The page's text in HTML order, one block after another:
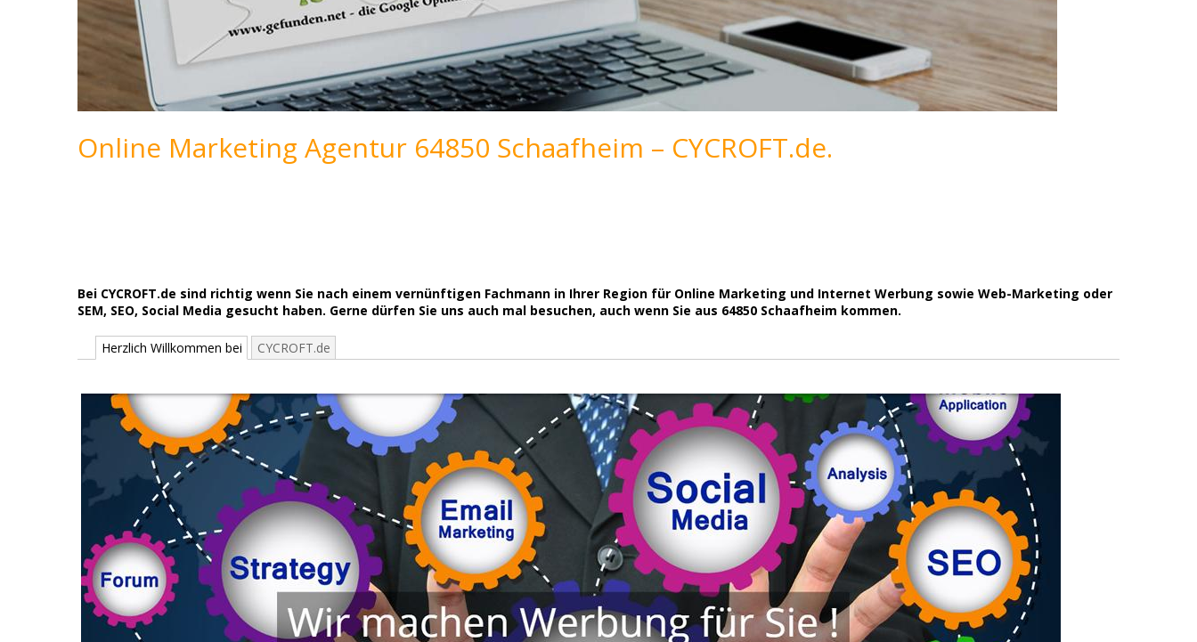
Online Marketing Agentur 64850 Schaafheim – CYCROFT.de.
Bei CYCROFT.de sind richtig wenn Sie nach einem vernünftigen Fachmann in Ihrer Region für Online Marketing und Internet Werbung sowie Web-Marketing oder
SEM, SEO, Social Media gesucht haben. Gerne dürfen Sie uns auch mal besuchen, auch wenn Sie aus 64850 Schaafheim kommen.
Herzlich Willkommen bei CYCROFT.de